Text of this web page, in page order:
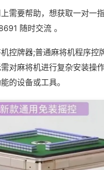
需要帮助，想获取一对一
随时交流 。
控牌器;普通麻将机程序控
对麻将机进行复杂安装操
的设备或工具。